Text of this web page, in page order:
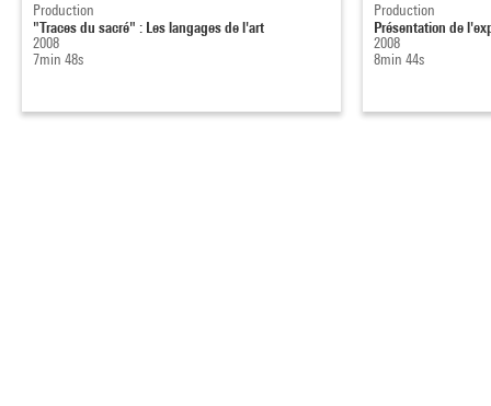
Production
"Traces du sacré" : Les langages de l'art
2008
7min 48s
Production
Présentation de
2008
8min 44s